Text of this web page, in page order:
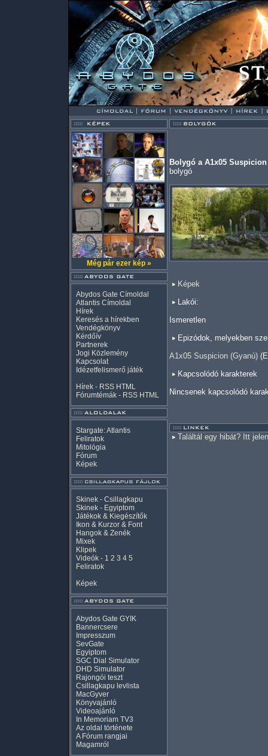
Még pár ezer kép »
Abydos Gate Címoldal
Atlantis Címoldal
Hírek
Keresés a hírekben
Vendégkönyv
Kérdőív
Partnerek
Jogi Közlemény
Kapcsolat
Idézetfelismerő játék
Hírek - RSS HTML
Fórumtémák - RSS HTML
Stargate: Atlantis
Feliratok
Mitológia
Fórum
Képek
Skinek - Csillagkapu
Skinek - Egyiptom
Játékok & Kiegészítők
Ikon & Kurzor & Font
Hangok & Zenék
Mixek
Klipek
Videók - 1 2 3 4 5
Feliratok
Képek
Abydos Gate GYIK
Bannercsere
Impresszum
SevGate
Egyiptom
SGC Dial Simulator
DHD Simulator
Rajongói teszt
Csillagkapu levlista
MacGyver
Könyvajánló
Videoajánló
In Memoriam TV3
Az oldal története
A Fórum rangjai
Magamról
Bolygó a A1x05
bolygó
Képek
Lakói:
Ismeretlen
Epizódok, melyekben
A1x05 Suspicion (Gyanú)
Kapcsolódó karakterek
Nincsenek kapcsolódó
Találtál egy hibát? Itt